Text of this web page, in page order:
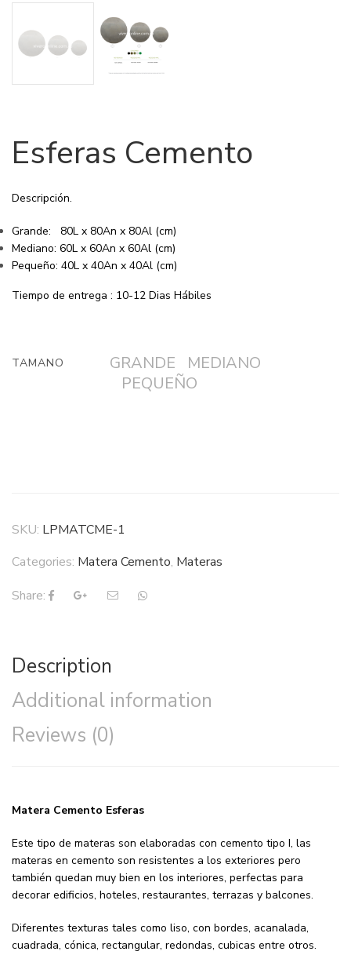
Esferas Cemento
Descripción.
Grande: 80L x 80An x 80Al (cm)
Mediano: 60L x 60An x 60Al (cm)
Pequeño: 40L x 40An x 40Al (cm)
Tiempo de entrega : 10-12 Dias Hábiles
TAMANO GRANDE
MEDIANO
PEQUEÑO
SKU: LPMATCME-1
Categories: Matera Cemento, Materas
Share:
Description
Additional information
Reviews (0)
Matera Cemento Esferas
Este tipo de materas son elaboradas con cemento tipo I, las
materas en cemento son resistentes a los exteriores pero
también quedan muy bien en los interiores, perfectas para
decorar edificios, hoteles, restaurantes, terrazas y balcones.
Diferentes texturas tales como liso, con bordes, acanalada,
cuadrada, cónica, rectangular, redondas, cubicas entre otros.